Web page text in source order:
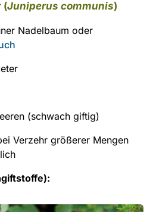
(Juniperus communis)
Nadelbaum oder
(schwach giftig)
Verzehr größerer Mengen